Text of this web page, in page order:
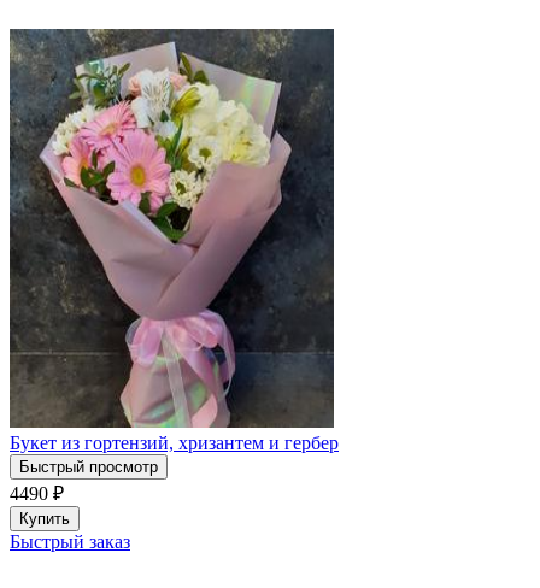
Букет из гортензий, хризантем и гербер
Быстрый просмотр
4490 ₽
Купить
Быстрый заказ